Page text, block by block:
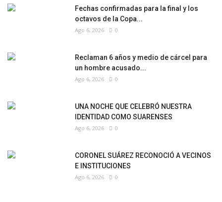
Fechas confirmadas para la final y los
octavos de la Copa...
Ago 6, 2026 0
Reclaman 6 años y medio de cárcel para
un hombre acusado...
Ago 6, 2026 0
UNA NOCHE QUE CELEBRÓ NUESTRA
IDENTIDAD COMO SUARENSES
Ago 6, 2026 0
CORONEL SUÁREZ RECONOCIÓ A VECINOS
E INSTITUCIONES
Ago 6, 2026 0